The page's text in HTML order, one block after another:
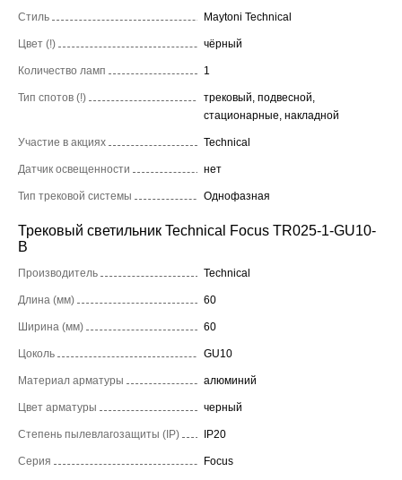
Стиль Maytoni Technical
Цвет (!) чёрный
Количество ламп 1
Тип спотов (!)
трековый, подвесной,
стационарные, накладной
Участие в акциях Technical
Датчик освещенности нет
Тип трековой системы Однофазная
Трековый светильник Technical Focus TR025-1-GU10-
B
Производитель Technical
Длина (мм) 60
Ширина (мм) 60
Цоколь GU10
Материал арматуры алюминий
Цвет арматуры черный
Степень пылевлагозащиты (IP) IP20
Серия Focus